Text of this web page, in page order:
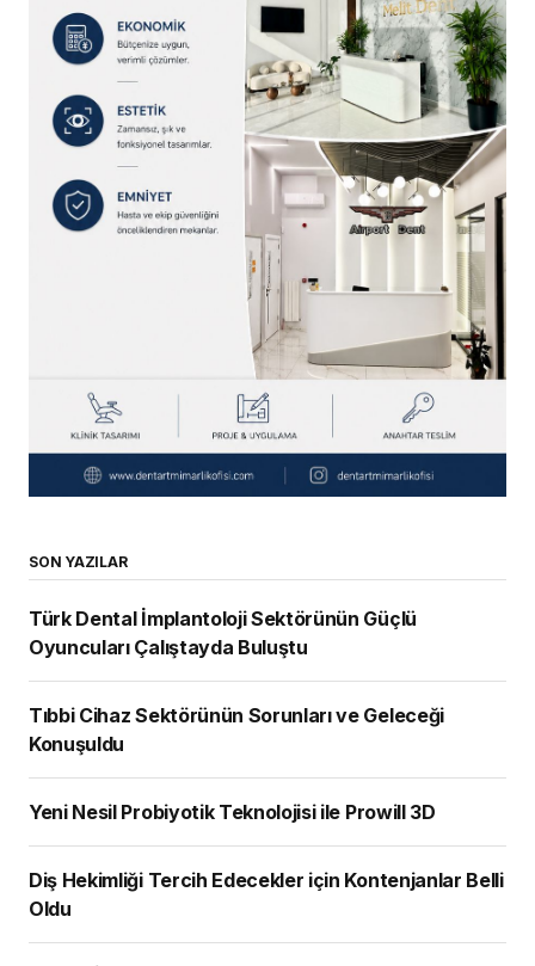
SON YAZILAR
Türk Dental İmplantoloji Sektörünün Güçlü
Oyuncuları Çalıştayda Buluştu
Tıbbi Cihaz Sektörünün Sorunları ve Geleceği
Konuşuldu
Yeni Nesil Probiyotik Teknolojisi ile Prowill 3D
Diş Hekimliği Tercih Edecekler için Kontenjanlar Belli
Oldu